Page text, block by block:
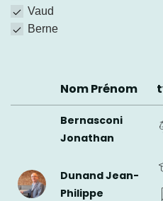
Vaud
Berne
Nom Prénom
Bernasconi
Jonathan
Dunand Jean-
Philippe